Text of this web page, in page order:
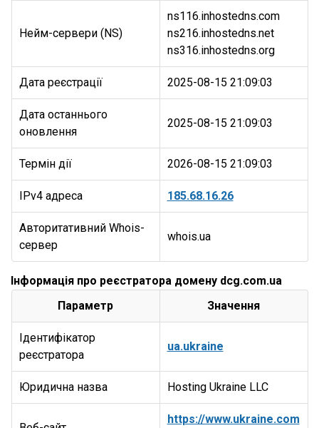
Нейм-сервери (NS)
ns116.inhostedns.com
ns216.inhostedns.net
Дата реєстрації 2025-08-15 21:09:03
Дата останнього
оновлення
2025-08-15 21:09:03
Термін дії 2026-08-15 21:09:03
IPv4 адреса 185.68.16.26
Авторитативний Whois-
сервер
whois.ua
Інформація про реєстратора домену dcg.com.ua
Параметр
Значення
Ідентифікатор
реєстратора
ua.ukraine
Юридична назва Hosting Ukraine LLC
https://www.ukraine.com